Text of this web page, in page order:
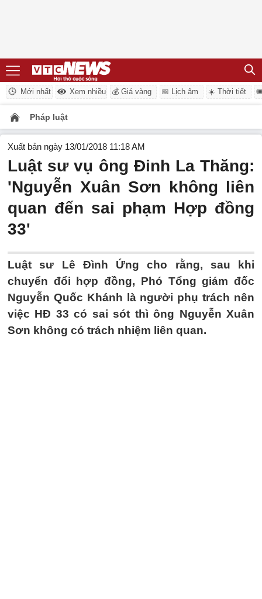
Mới nhất Xem nhiều 💰 Giá vàng 📅 Lịch âm ☀️ Thời tiết
Pháp luật
Xuất bản ngày 13/01/2018 11:18 AM
Luật sư vụ ông Đinh La Thăng:
'Nguyễn Xuân Sơn không liên
quan đến sai phạm Hợp đồng
33'
Luật sư Lê Đình Ứng cho rằng, sau khi
chuyển đổi hợp đồng, Phó Tổng giám đốc
Nguyễn Quốc Khánh là người phụ trách nên
việc HĐ 33 có sai sót thì ông Nguyễn Xuân
Sơn không có trách nhiệm liên quan.